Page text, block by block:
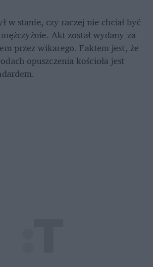
w stanie, czy raczej nie chciał być
Akt został wydany za
przez wikarego. Faktem jest, że
opuszczenia kościoła jest